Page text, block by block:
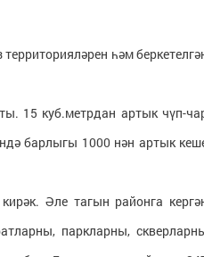
һәм
15 куб.метрдан артык чүп-
барлыгы 1000 нән артык
Әле тагын районга
паркларны,